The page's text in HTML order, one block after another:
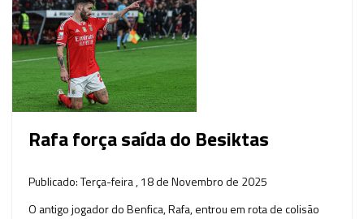
Rafa força saída do Besiktas
Publicado: Terça-feira , 18 de Novembro de 2025
O antigo jogador do Benfica, Rafa, entrou em rota de colisão